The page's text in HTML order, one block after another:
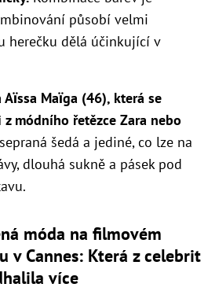
působí velmi
herečku dělá účinkující v
Aïssa Maïga (46), která se
módního řetězce Zara nebo
šedá a jediné, co lze na
dlouhá sukně a pásek pod
móda na filmovém
v Cannes: Která z celebrit
více